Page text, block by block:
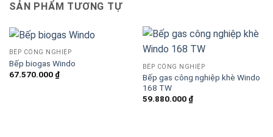
SẢN PHẨM TƯƠNG TỰ
BẾP CÔNG NGHIỆP
Bếp biogas Windo
67.570.000 ₫
BẾP CÔNG NGHIỆP
Bếp gas công nghiệp khè Windo
168 TW
59.880.000 ₫